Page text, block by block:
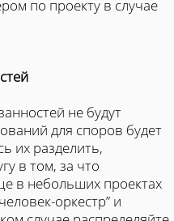
по проекту в случае
не будут
для споров будет
их разделить,
в том, за что
в небольших проектах
оркестр” и